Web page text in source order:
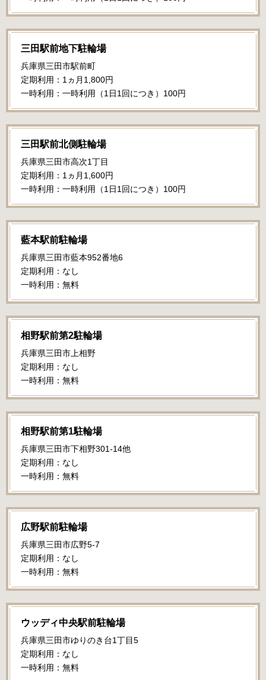
三田駅前地下駐輪場
兵庫県三田市駅前町
定期利用：1ヵ月1,800円
一時利用：一時利用（1日1回につき）100円
三田駅前北側駐輪場
兵庫県三田市高次1丁目
定期利用：1ヵ月1,600円
一時利用：一時利用（1日1回につき）100円
藍本駅前駐輪場
兵庫県三田市藍本952番地6
定期利用：なし
一時利用：無料
相野駅前第2駐輪場
兵庫県三田市上相野
定期利用：なし
一時利用：無料
相野駅前第1駐輪場
兵庫県三田市下相野301-14他
定期利用：なし
一時利用：無料
広野駅前駐輪場
兵庫県三田市広野5-7
定期利用：なし
一時利用：無料
ウッディ中央駅前駐輪場
兵庫県三田市ゆりのき台1丁目5
定期利用：なし
一時利用：無料